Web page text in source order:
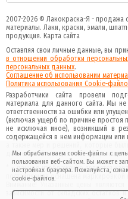
2007-2026 © Лакокраска-Я - продажа
материалы. Лаки, краски, эмали,
продукция. Карта сайта
Оставляя свои личные данные, вы
в отношении обработки
персональных данных.
Соглашение об использовании
Политика использования Cookie-
Разработчики сайта провели
материала для данного сайта. Мы не
ответственности за ошибки или
(включая ущерб по причине простоя
не исключая иное), возникший в
содержащейся в нем информации или
данного сайта и данной информации.
* - данное изображение является
поставляемая оснащена маркировкой
зависимости от складских
Мы обрабатываем cookie-файлы с
пользования веб-сайтом. Вы можете
настройках браузера. Пожалуйста,
cookie-файлов.